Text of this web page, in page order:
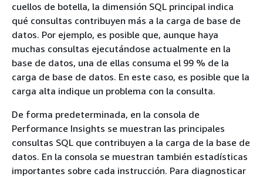
cuellos de botella, la dimensión SQL principal indica
qué consultas contribuyen más a la carga de base de
datos. Por ejemplo, es posible que, aunque haya
muchas consultas ejecutándose actualmente en la
base de datos, una de ellas consuma el 99 % de la
carga de base de datos. En este caso, es posible que la
carga alta indique un problema con la consulta.
De forma predeterminada, en la consola de
Performance Insights se muestran las principales
consultas SQL que contribuyen a la carga de la base de
datos. En la consola se muestran también estadísticas
importantes sobre cada instrucción. Para diagnosticar